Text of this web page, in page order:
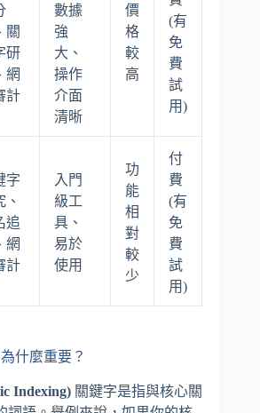
關
研
網
計
數據
強
大、
操作
介面
清晰
價
格
較
高
(有
免
費
試
用)
字
、
追
網
計
入門
級工
具、
易於
使用
功
能
相
對
較
少
付
費
(有
免
費
試
用)
什麼重要？
Indexing) 關鍵字是指與核心關